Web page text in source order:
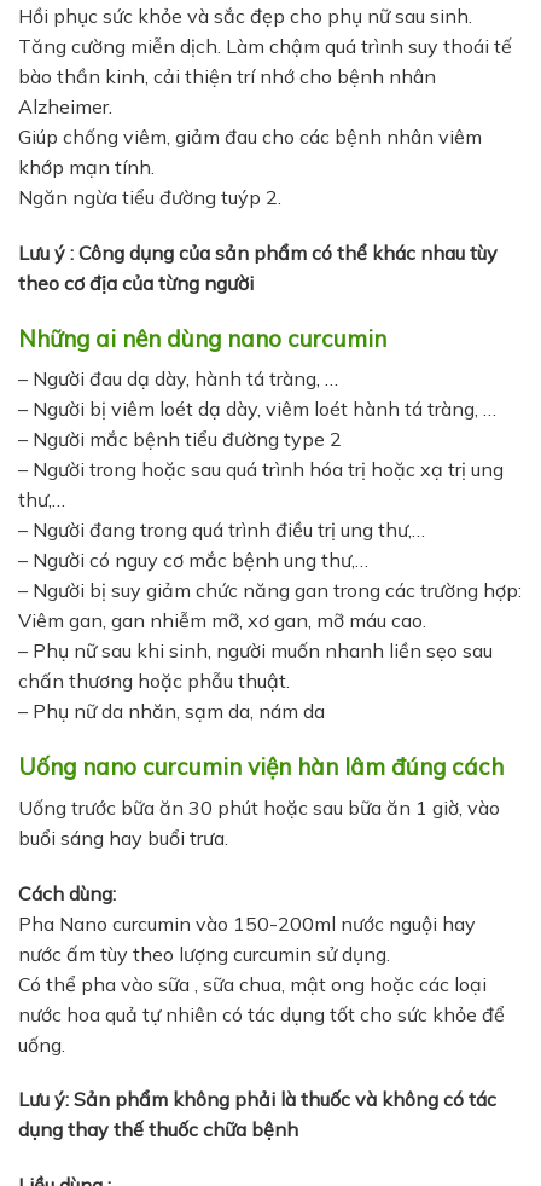
Hồi phục sức khỏe và sắc đẹp cho phụ nữ sau sinh.
Tăng cường miễn dịch. Làm chậm quá trình suy thoái tế
bào thần kinh, cải thiện trí nhớ cho bệnh nhân
Alzheimer.
Giúp chống viêm, giảm đau cho các bệnh nhân viêm
khớp mạn tính.
Ngăn ngừa tiểu đường tuýp 2.
Lưu ý : Công dụng của sản phẩm có thể khác nhau tùy
theo cơ địa của từng người
Những ai nên dùng nano curcumin
– Người đau dạ dày, hành tá tràng, …
– Người bị viêm loét dạ dày, viêm loét hành tá tràng, …
– Người mắc bệnh tiểu đường type 2
– Người trong hoặc sau quá trình hóa trị hoặc xạ trị ung
thư,…
– Người đang trong quá trình điều trị ung thư,…
– Người có nguy cơ mắc bệnh ung thư,…
– Người bị suy giảm chức năng gan trong các trường hợp:
Viêm gan, gan nhiễm mỡ, xơ gan, mỡ máu cao.
– Phụ nữ sau khi sinh, người muốn nhanh liền sẹo sau
chấn thương hoặc phẫu thuật.
– Phụ nữ da nhăn, sạm da, nám da
Uống nano curcumin viện hàn lâm đúng cách
Uống trước bữa ăn 30 phút hoặc sau bữa ăn 1 giờ, vào
buổi sáng hay buổi trưa.
Cách dùng:
Pha Nano curcumin vào 150-200ml nước nguội hay
nước ấm tùy theo lượng curcumin sử dụng.
Có thể pha vào sữa , sữa chua, mật ong hoặc các loại
nước hoa quả tự nhiên có tác dụng tốt cho sức khỏe để
uống.
Lưu ý: Sản phẩm không phải là thuốc và không có tác
dụng thay thế thuốc chữa bệnh